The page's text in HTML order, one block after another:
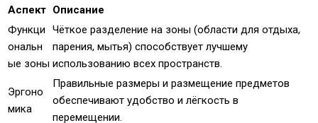
Аспект Описание
Функци
ональн
ые зоны
Чёткое разделение на зоны (области для отдыха,
парения, мытья) способствует лучшему
использованию всех пространств.
Эргоно
мика
Правильные размеры и размещение предметов
обеспечивают удобство и лёгкость в
перемещении.